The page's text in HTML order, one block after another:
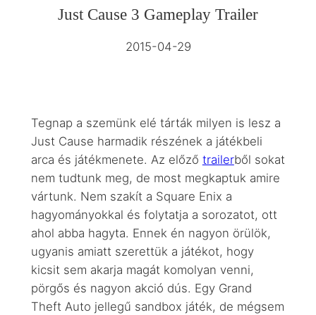
Just Cause 3 Gameplay Trailer
2015-04-29
Tegnap a szemünk elé tárták milyen is lesz a
Just Cause harmadik részének a játékbeli
arca és játékmenete. Az előző trailerből sokat
nem tudtunk meg, de most megkaptuk amire
vártunk. Nem szakít a Square Enix a
hagyományokkal és folytatja a sorozatot, ott
ahol abba hagyta. Ennek én nagyon örülök,
ugyanis amiatt szerettük a játékot, hogy
kicsit sem akarja magát komolyan venni,
pörgős és nagyon akció dús. Egy Grand
Theft Auto jellegű sandbox játék, de mégsem